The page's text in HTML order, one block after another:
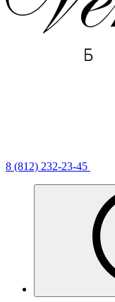
8 (812) 232-23-45